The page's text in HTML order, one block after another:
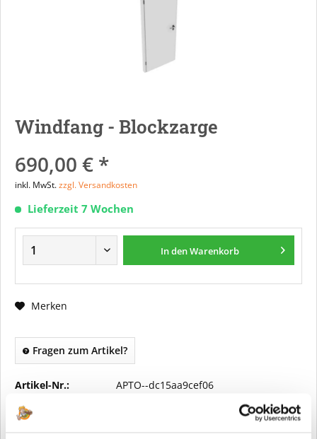
Windfang - Blockzarge
690,00 € *
inkl. MwSt.zzgl. Versandkosten
Lieferzeit 7 Wochen
In denWarenkorb
Merken
Fragen zum Artikel?
Artikel-Nr.: APTO--dc15aa9cef06
Vorteile